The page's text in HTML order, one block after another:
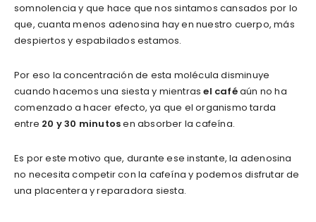
somnolencia y que hace que nos sintamos cansados por lo
que, cuanta menos adenosina hay en nuestro cuerpo, más
despiertos y espabilados estamos.
Por eso la concentración de esta molécula disminuye
cuando hacemos una siesta y mientrasel caféaún no ha
comenzado a hacer efecto, ya que el organismo tarda
entre 20 y 30 minutosen absorber la cafeína.
Es por este motivo que, durante ese instante, la adenosina
no necesita competir con la cafeína y podemos disfrutar de
una placentera y reparadora siesta.